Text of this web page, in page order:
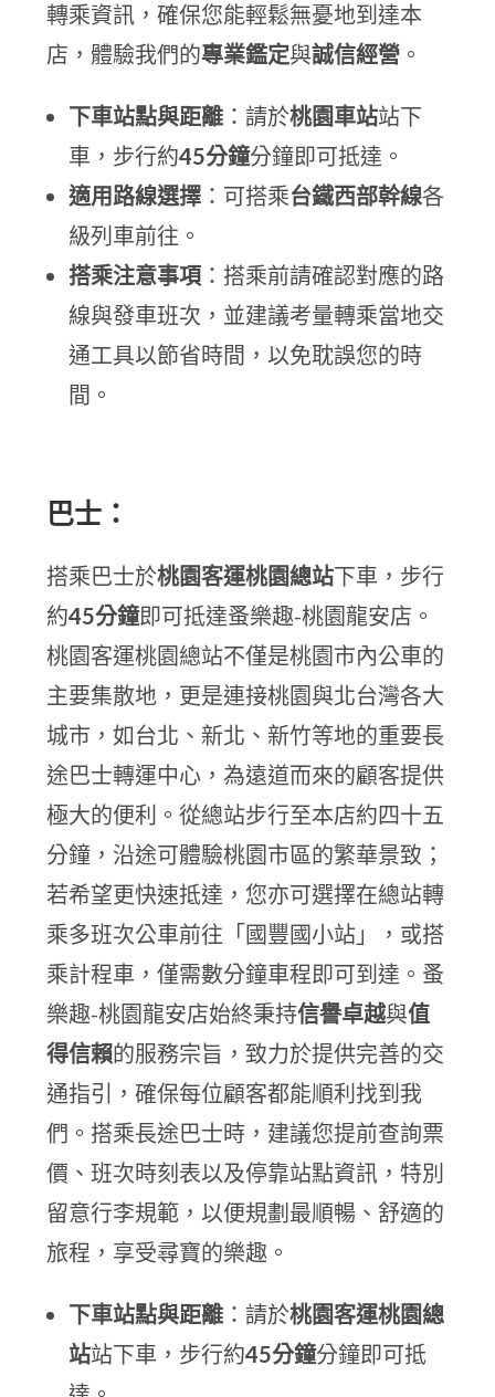
轉乘資訊，確保您能輕鬆無憂地到達本
店，體驗我們的專業鑑定與誠信經營 。
下車站點與距離 ：請於桃園車站站下
車，步行約45分鐘分鐘即可抵達。
適用路線選擇 ：可搭乘台鐵西部幹線各
級列車前往。
搭乘注意事項 ：搭乘前請確認對應的路
線與發車班次，並建議考量轉乘當地交
通工具以節省時間，以免耽誤您的時
間。
巴士：
搭乘巴士於桃園客運桃園總站下車，步行
約45分鐘即可抵達蚤樂趣-桃園龍安店。
桃園客運桃園總站不僅是桃園市內公車的
主要集散地，更是連接桃園與北台灣各大
城市，如台北、新北、新竹等地的重要長
途巴士轉運中心，為遠道而來的顧客提供
極大的便利。從總站步行至本店約四十五
分鐘，沿途可體驗桃園市區的繁華景致；
若希望更快速抵達，您亦可選擇在總站轉
乘多班次公車前往「國豐國小站」，或搭
乘計程車，僅需數分鐘車程即可到達。蚤
樂趣-桃園龍安店始終秉持信譽卓越與值
得信賴的服務宗旨，致力於提供完善的交
通指引，確保每位顧客都能順利找到我
們。搭乘長途巴士時，建議您提前查詢票
價、班次時刻表以及停靠站點資訊，特別
留意行李規範，以便規劃最順暢、舒適的
旅程，享受尋寶的樂趣。
下車站點與距離 ：請於桃園客運桃園總
站站下車，步行約45分鐘分鐘即可抵